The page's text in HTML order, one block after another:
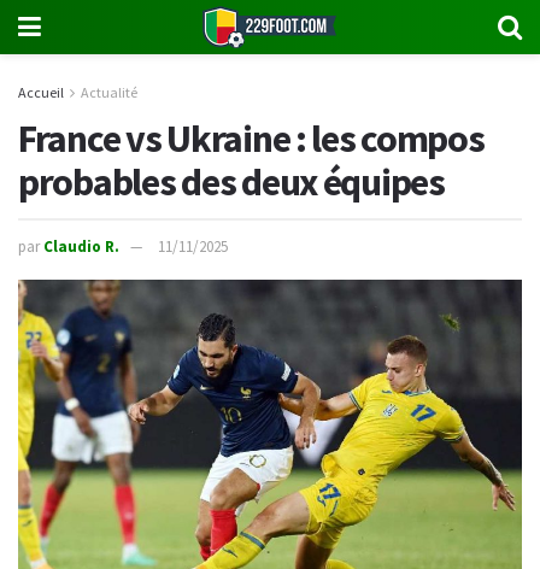
Accueil Actualité
France vs Ukraine : les compos
probables des deux équipes
par Claudio R. 11/11/2025